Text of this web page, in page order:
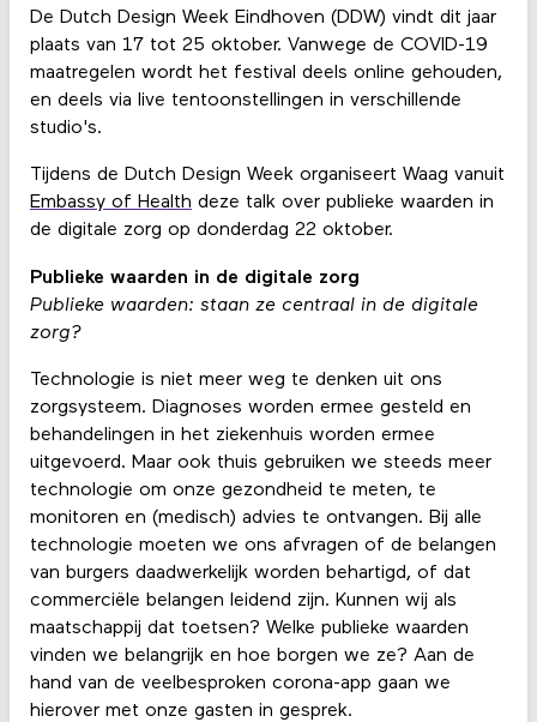
De Dutch Design Week Eindhoven (DDW) vindt dit jaar
plaats van 17 tot 25 oktober. Vanwege de COVID-19
maatregelen wordt het festival deels online gehouden,
en deels via live tentoonstellingen in verschillende
studio's.
Tijdens de Dutch Design Week organiseert Waag vanuit
Embassy of Health deze talk over publieke waarden in
de digitale zorg op donderdag 22 oktober.
Publieke waarden in de digitale zorg
Publieke waarden: staan ze centraal in de digitale
zorg?
Technologie is niet meer weg te denken uit ons
zorgsysteem. Diagnoses worden ermee gesteld en
behandelingen in het ziekenhuis worden ermee
uitgevoerd. Maar ook thuis gebruiken we steeds meer
technologie om onze gezondheid te meten, te
monitoren en (medisch) advies te ontvangen. Bij alle
technologie moeten we ons afvragen of de belangen
van burgers daadwerkelijk worden behartigd, of dat
commerciële belangen leidend zijn. Kunnen wij als
maatschappij dat toetsen? Welke publieke waarden
vinden we belangrijk en hoe borgen we ze? Aan de
hand van de veelbesproken corona-app gaan we
hierover met onze gasten in gesprek.